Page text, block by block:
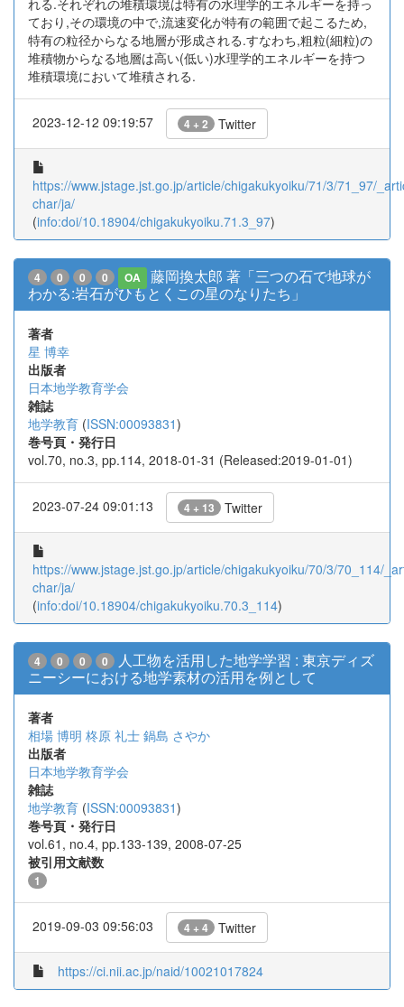
れる.それぞれの堆積環境は特有の水理学的エネルギーを持っ
ており,その環境の中で,流速変化が特有の範囲で起こるため,
特有の粒径からなる地層が形成される.すなわち,粗粒(細粒)の
堆積物からなる地層は高い(低い)水理学的エネルギーを持つ
堆積環境において堆積される.
2023-12-12 09:19:57 4 + 2 Twitter
https://www.jstage.jst.go.jp/article/chigakukyoiku/71/3/71_97/
char/ja/
(info:doi/10.18904/chigakukyoiku.71.3_97)
4 0 0 0 OA
藤岡換太郎 著「三つの石で地球が
わかる:岩石がひもとくこの星のなりたち」
著者
星 博幸
出版者
日本地学教育学会
雑誌
地学教育 (ISSN:00093831)
巻号頁・発行日
vol.70, no.3, pp.114, 2018-01-31 (Released:2019-01-01)
2023-07-24 09:01:13 4 + 13 Twitter
https://www.jstage.jst.go.jp/article/chigakukyoiku/70/3/70_114/
char/ja/
(info:doi/10.18904/chigakukyoiku.70.3_114)
4 0 0 0
人工物を活用した地学学習 : 東京ディズ
ニーシーにおける地学素材の活用を例として
著者
相場 博明 柊原 礼士 鍋島 さやか
出版者
日本地学教育学会
雑誌
地学教育 (ISSN:00093831)
巻号頁・発行日
vol.61, no.4, pp.133-139, 2008-07-25
被引用文献数
1
2019-09-03 09:56:03 4 + 4 Twitter
https://ci.nii.ac.jp/naid/10021017824